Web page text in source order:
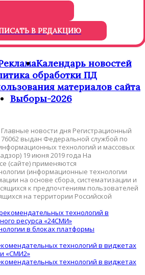
В РЕДАКЦИЮ
Календарь новостей
обработки ПД
материалов сайта
Выборы-2026
новости дня Регистрационный
выдан Федеральной службой по
технологий и массовых
19 июня 2019 года На
(сайте) применяются
(информационные технологии
на основе сбора, систематизации и
к предпочтениям пользователей
на территории Российской
технологий в
ресурса «24СМИ»
в блоках платформы
технологий в виджетах
«СМИ2»
технологий в виджетах